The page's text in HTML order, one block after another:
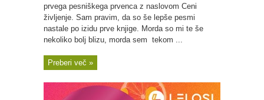
prvega pesniškega prvenca z naslovom Ceni
življenje. Sam pravim, da so še lepše pesmi
nastale po izidu prve knjige. Morda so mi te še
nekoliko bolj blizu, morda sem tekom ...
Preberi več »